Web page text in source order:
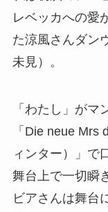
レベッカへの愛
た涼風さんダン
未見）。
「わたし」がマ
「Die neue Mrs
ィンター）」で
舞台上で一切瞬
ビアさんは舞台